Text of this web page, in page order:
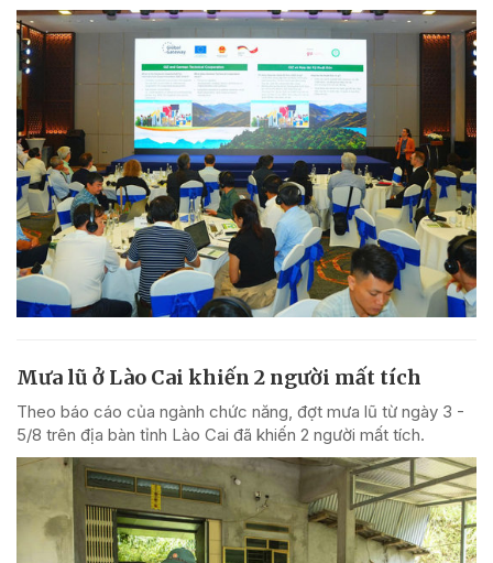
Mưa lũ ở Lào Cai khiến 2 người mất tích
Theo báo cáo của ngành chức năng, đợt mưa lũ từ ngày 3 -
5/8 trên địa bàn tỉnh Lào Cai đã khiến 2 người mất tích.